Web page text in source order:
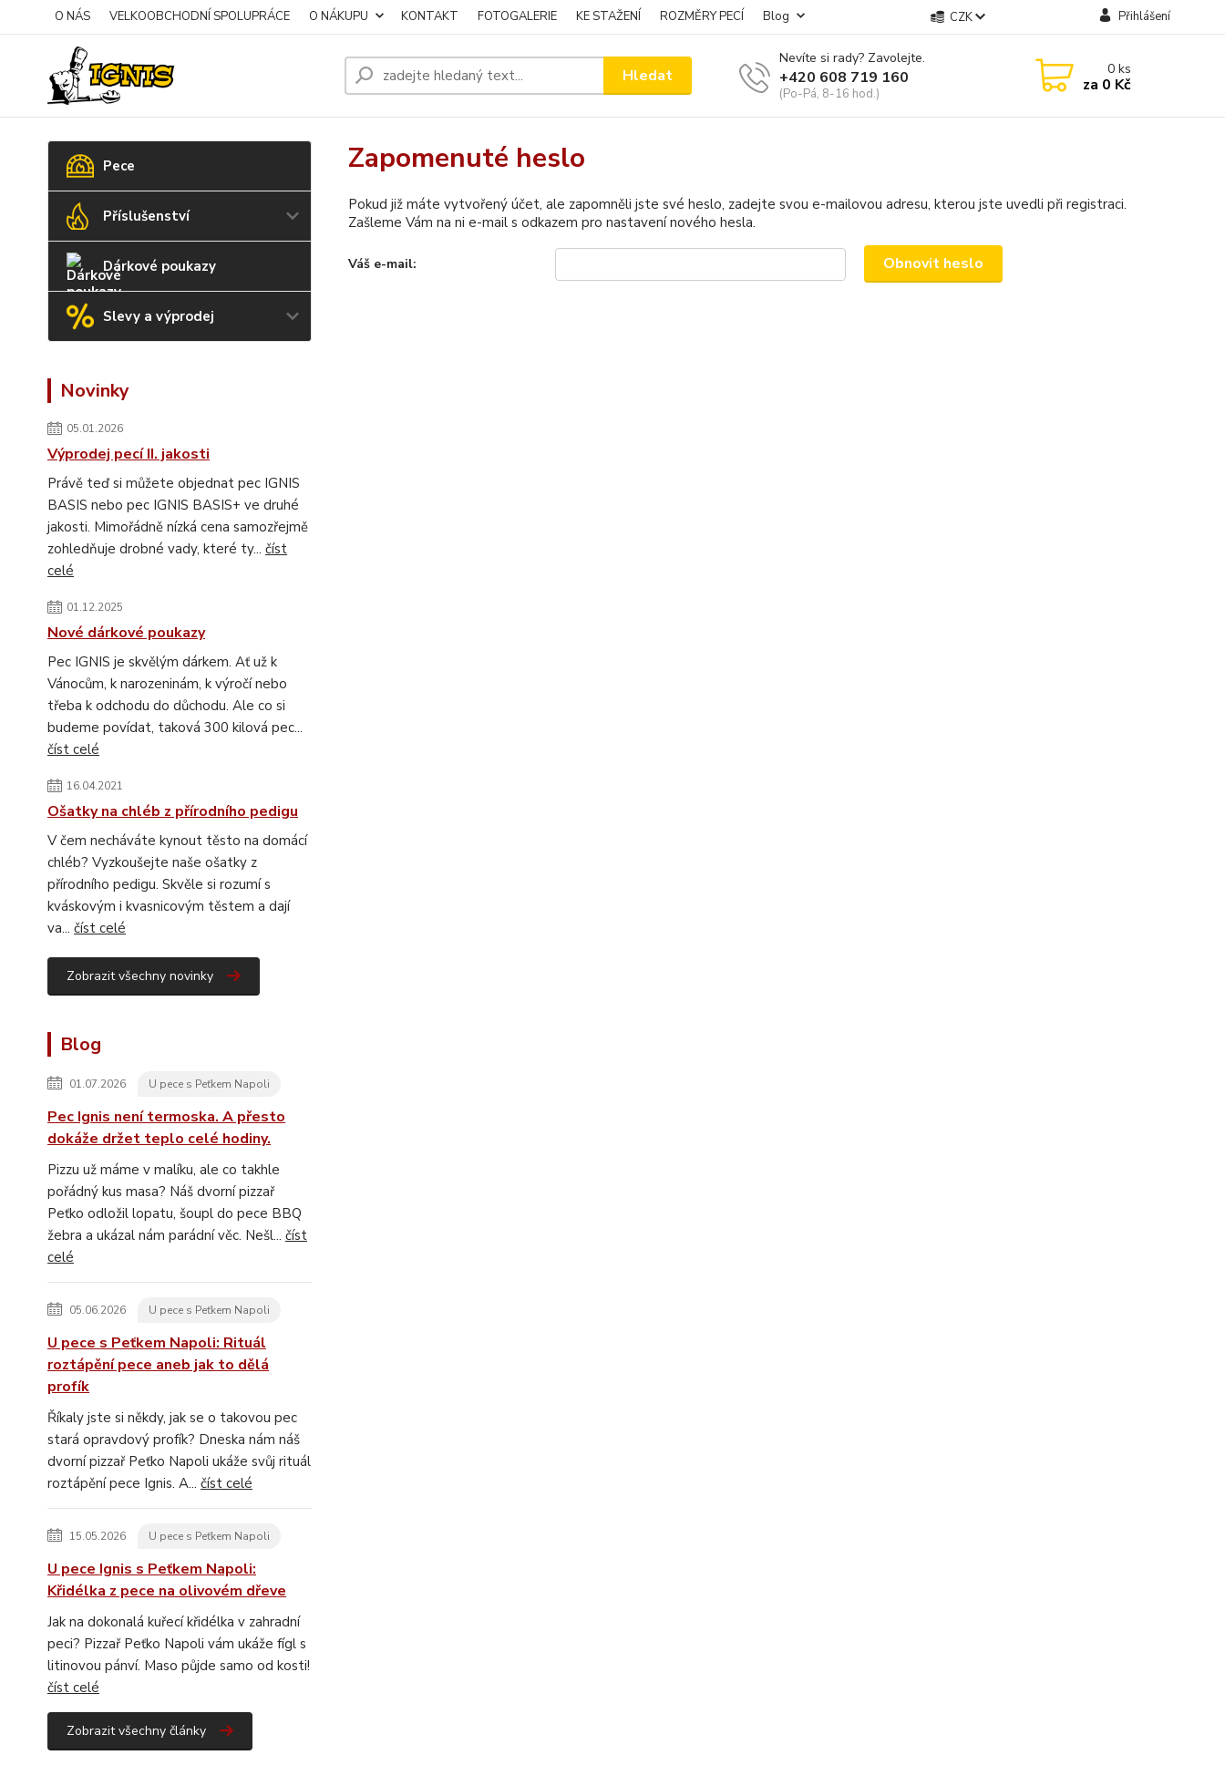
O NÁS VELKOOBCHODNÍ SPOLUPRÁCE O NÁKUPU KONTAKT FOTOGALERIE KE STAŽENÍ ROZMĚRY PECÍ Blog CZK Přihlášení
Hledat
Nevíte si rady? Zavolejte.
+420 608 719 160
(Po-Pá, 8-16 hod.)
0ks
za 0 Kč
Pece
Příslušenství
Dárkové poukazy
Slevy a výprodej
Novinky
05.01.2026
Výprodej pecí II. jakosti
Právě teď si můžete objednat pec IGNIS
BASIS nebo pec IGNIS BASIS+ ve druhé
jakosti. Mimořádně nízká cena samozřejmě
zohledňuje drobné vady, které ty... číst
celé
01.12.2025
Nové dárkové poukazy
Pec IGNIS je skvělým dárkem. Ať už k
Vánocům, k narozeninám, k výročí nebo
třeba k odchodu do důchodu. Ale co si
budeme povídat, taková 300 kilová pec...
číst celé
16.04.2021
Ošatky na chléb z přírodního pedigu
V čem necháváte kynout těsto na domácí
chléb? Vyzkoušejte naše ošatky z
přírodního pedigu. Skvěle si rozumí s
kváskovým i kvasnicovým těstem a dají
va... číst celé
Zobrazit všechny novinky
Blog
01.07.2026 U pece s Peťkem Napoli
Pec Ignis není termoska. A přesto
dokáže držet teplo celé hodiny.
Pizzu už máme v malíku, ale co takhle
pořádný kus masa? Náš dvorní pizzař
Peťko odložil lopatu, šoupl do pece BBQ
žebra a ukázal nám parádní věc. Nešl... číst
celé
05.06.2026 U pece s Peťkem Napoli
U pece s Peťkem Napoli: Rituál
roztápění pece aneb jak to dělá
profík
Říkaly jste si někdy, jak se o takovou pec
stará opravdový profík? Dneska nám náš
dvorní pizzař Peťko Napoli ukáže svůj rituál
roztápění pece Ignis. A... číst celé
15.05.2026 U pece s Peťkem Napoli
U pece Ignis s Peťkem Napoli:
Křidélka z pece na olivovém dřeve
Jak na dokonalá kuřecí křidélka v zahradní
peci? Pizzař Peťko Napoli vám ukáže fígl s
litinovou pánví. Maso půjde samo od kosti!
číst celé
Zobrazit všechny články
Zapomenuté heslo
Pokud již máte vytvořený účet, ale zapomněli jste své heslo, zadejte svou e-mailovou adresu, kterou jste uvedli při registraci.
Zašleme Vám na ni e-mail s odkazem pro nastavení nového hesla.
Váš e-mail: Obnovit heslo